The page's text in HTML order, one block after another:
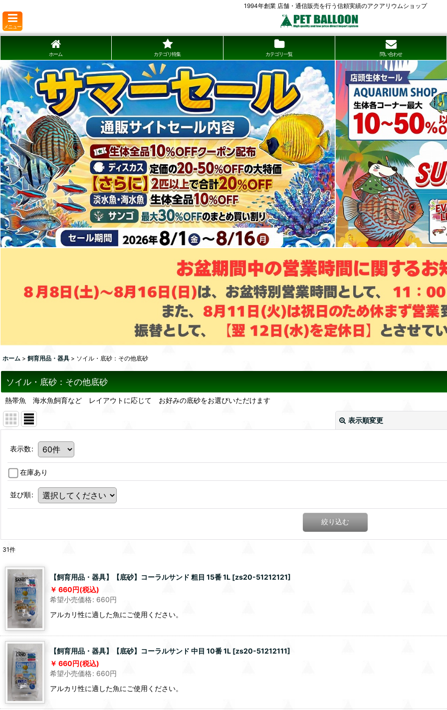
1994年創業 店舗・通信販売を行う信頼実績のアクアリウムショップ
メニュー
ホーム カテゴリ特集 カテゴリ一覧 問い合わせ
ホーム > 飼育用品・器具 > ソイル・底砂：その他底砂
ソイル・底砂：その他底砂
熱帯魚 海水魚飼育など レイアウトに応じて お好みの底砂をお選びいただけます
表示順変更
表示数:
在庫あり
並び順:
絞り込む
31件
【飼育用品・器具】【底砂】コーラルサンド 粗目 15番 1L [zs20-51212121]
660円(税込)
希望小売価格: 660円
アルカリ性に適した魚にご使用ください。
【飼育用品・器具】【底砂】コーラルサンド 中目 10番 1L [zs20-51212111]
660円(税込)
希望小売価格: 660円
アルカリ性に適した魚にご使用ください。